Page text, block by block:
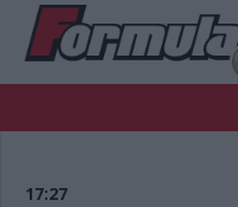
FORMULA
17:27